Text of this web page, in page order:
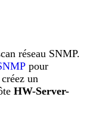
réseau SNMP.
pour
un
HW-Server-